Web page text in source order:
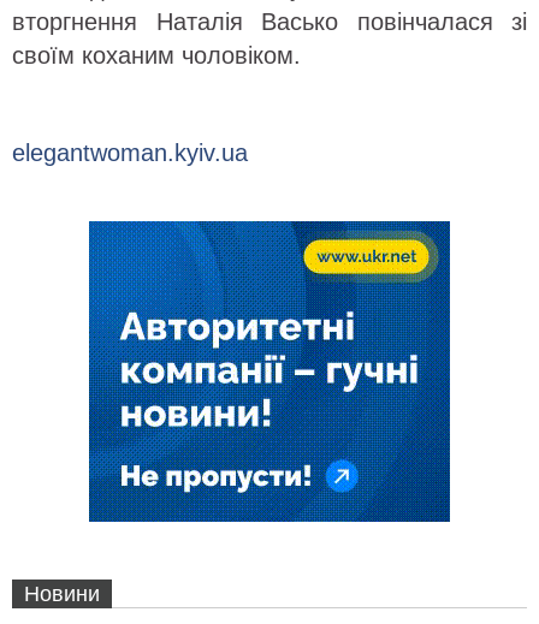
вторгнення Наталія Васько повінчалася зі
своїм коханим чоловіком.
elegantwoman.kyiv.ua
Новини